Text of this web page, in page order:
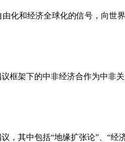
化和经济全球化的信号，向世
框架下的中非经济合作为中非
，其中包括“地缘扩张论”、“经